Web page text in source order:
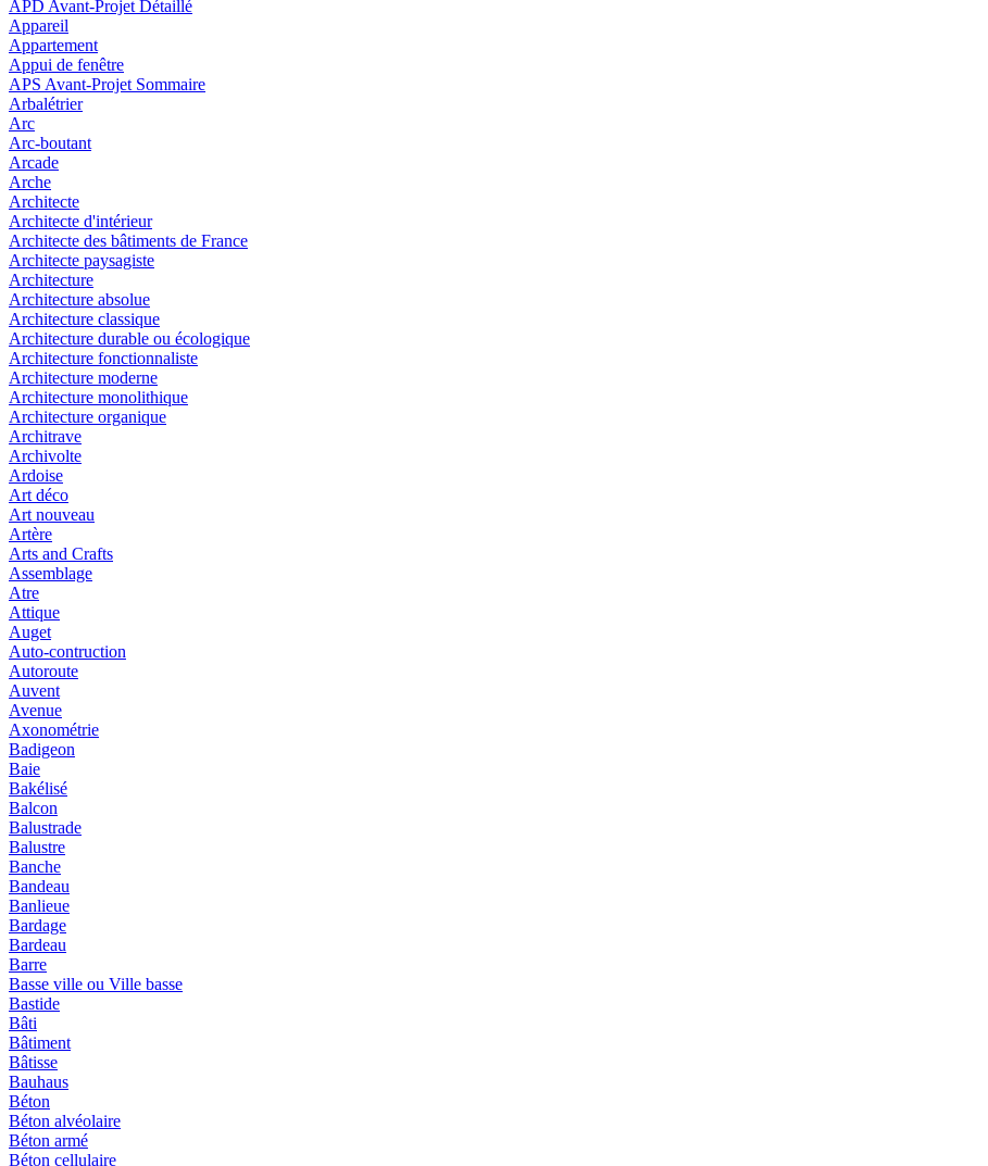
APD Avant-Projet Détaillé
Appareil
Appartement
Appui de fenêtre
APS Avant-Projet Sommaire
Arbalétrier
Arc
Arc-boutant
Arcade
Arche
Architecte
Architecte d'intérieur
Architecte des bâtiments de France
Architecte paysagiste
Architecture
Architecture absolue
Architecture classique
Architecture durable ou écologique
Architecture fonctionnaliste
Architecture moderne
Architecture monolithique
Architecture organique
Architrave
Archivolte
Ardoise
Art déco
Art nouveau
Artère
Arts and Crafts
Assemblage
Atre
Attique
Auget
Auto-contruction
Autoroute
Auvent
Avenue
Axonométrie
Badigeon
Baie
Bakélisé
Balcon
Balustrade
Balustre
Banche
Bandeau
Banlieue
Bardage
Bardeau
Barre
Basse ville ou Ville basse
Bastide
Bâti
Bâtiment
Bâtisse
Bauhaus
Béton
Béton alvéolaire
Béton armé
Béton cellulaire